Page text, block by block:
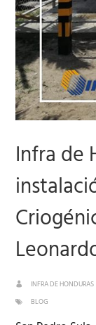
Infra de
INFRA DE HONDURAS
BLOG